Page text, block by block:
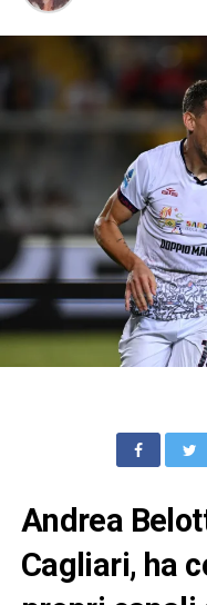
Andrea
Cagliari, ha